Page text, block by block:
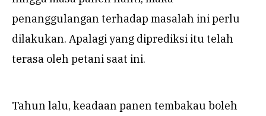
penanggulangan terhadap masalah ini perlu
dilakukan. Apalagi yang diprediksi itu telah
terasa oleh petani saat ini.
Tahun lalu, keadaan panen tembakau boleh